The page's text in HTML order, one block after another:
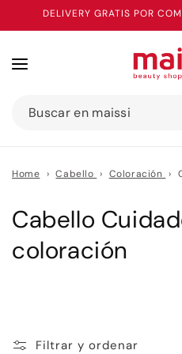
directamente
al contenido
DELIVERY GRATIS POR
Buscar en maissi
Home › Cabello › Coloración ›
C
o
c
Cabello
coloración
Filtrar y ordenar